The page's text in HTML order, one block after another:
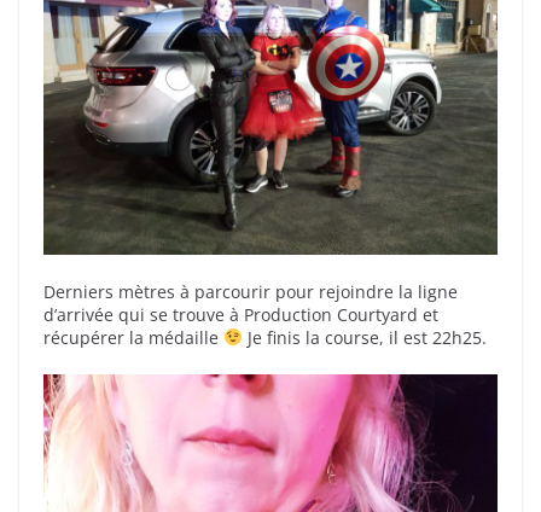
Derniers mètres à parcourir pour rejoindre la ligne
d’arrivée qui se trouve à Production Courtyard et
récupérer la médaille
Je finis la course, il est 22h25.